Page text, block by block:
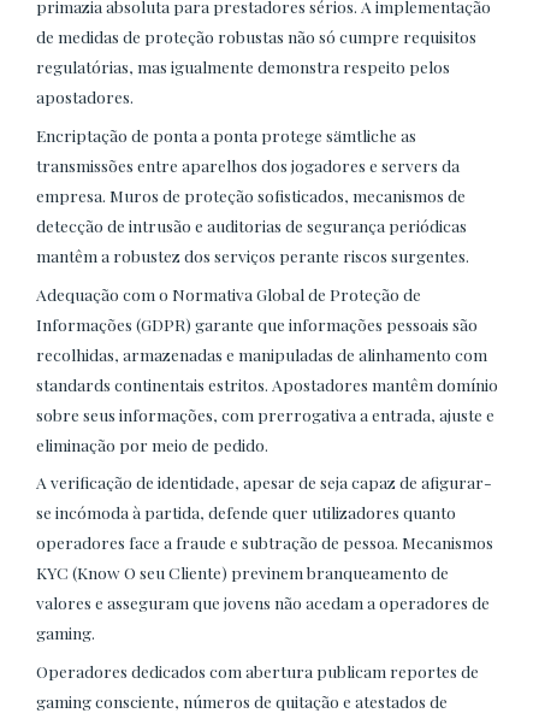
primazia absoluta para prestadores sérios. A implementação
de medidas de proteção robustas não só cumpre requisitos
regulatórias, mas igualmente demonstra respeito pelos
apostadores.
Encriptação de ponta a ponta protege sämtliche as
transmissões entre aparelhos dos jogadores e servers da
empresa. Muros de proteção sofisticados, mecanismos de
detecção de intrusão e auditorias de segurança periódicas
mantêm a robustez dos serviços perante riscos surgentes.
Adequação com o Normativa Global de Proteção de
Informações (GDPR) garante que informações pessoais são
recolhidas, armazenadas e manipuladas de alinhamento com
standards continentais estritos. Apostadores mantêm domínio
sobre seus informações, com prerrogativa a entrada, ajuste e
eliminação por meio de pedido.
A verificação de identidade, apesar de seja capaz de afigurar-
se incómoda à partida, defende quer utilizadores quanto
operadores face a fraude e subtração de pessoa. Mecanismos
KYC (Know O seu Cliente) previnem branqueamento de
valores e asseguram que jovens não acedam a operadores de
gaming.
Operadores dedicados com abertura publicam reportes de
gaming consciente, números de quitação e atestados de